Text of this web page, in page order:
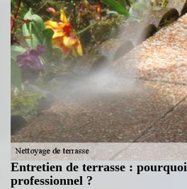
Entretien de terrasse :
professionnel ?